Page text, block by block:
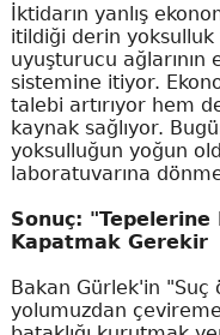
İktidarın yanlış
itildiği derin
uyuşturucu ağlarının
sistemine itiyor.
talebi artırıyor hem
kaynak sağlıyor.
yoksulluğun yoğun
laboratuvarına
Sonuç: "Tepelerine
Kapatmak Gerekir
Bakan Gürlek'in
yolumuzdan